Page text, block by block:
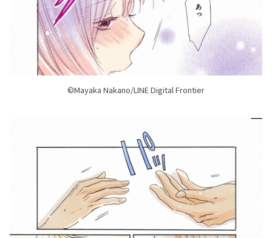
©Mayaka Nakano/LINE Digital Frontier